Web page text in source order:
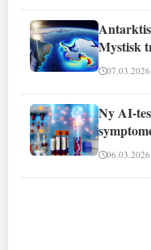
Mystisk
07.03.2026
Ny AI-
06.03.2026